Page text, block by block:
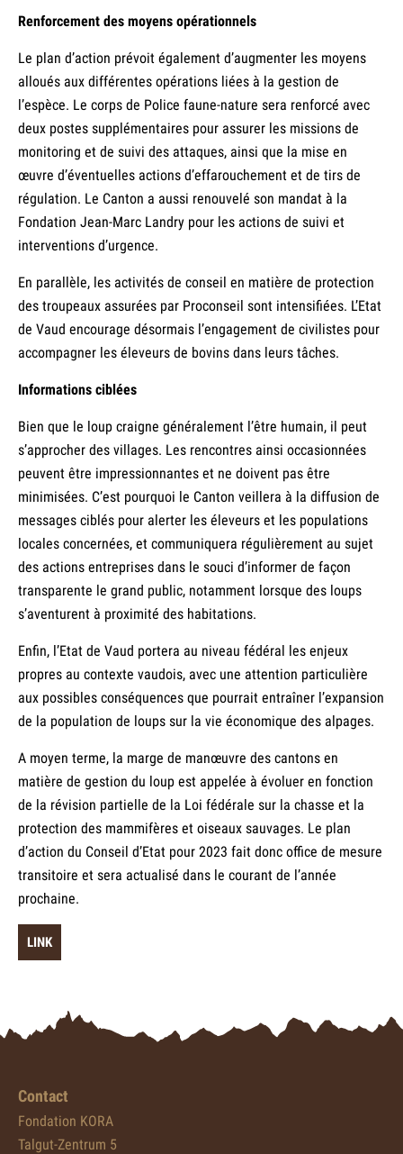
Renforcement des moyens opérationnels
Le plan d’action prévoit également d’augmenter les moyens
alloués aux différentes opérations liées à la gestion de
l’espèce. Le corps de Police faune-nature sera renforcé avec
deux postes supplémentaires pour assurer les missions de
monitoring et de suivi des attaques, ainsi que la mise en
œuvre d’éventuelles actions d’effarouchement et de tirs de
régulation. Le Canton a aussi renouvelé son mandat à la
Fondation Jean-Marc Landry pour les actions de suivi et
interventions d’urgence.
En parallèle, les activités de conseil en matière de protection
des troupeaux assurées par Proconseil sont intensifiées. L’Etat
de Vaud encourage désormais l’engagement de civilistes pour
accompagner les éleveurs de bovins dans leurs tâches.
Informations ciblées
Bien que le loup craigne généralement l’être humain, il peut
s’approcher des villages. Les rencontres ainsi occasionnées
peuvent être impressionnantes et ne doivent pas être
minimisées. C’est pourquoi le Canton veillera à la diffusion de
messages ciblés pour alerter les éleveurs et les populations
locales concernées, et communiquera régulièrement au sujet
des actions entreprises dans le souci d’informer de façon
transparente le grand public, notamment lorsque des loups
s’aventurent à proximité des habitations.
Enfin, l’Etat de Vaud portera au niveau fédéral les enjeux
propres au contexte vaudois, avec une attention particulière
aux possibles conséquences que pourrait entraîner l’expansion
de la population de loups sur la vie économique des alpages.
A moyen terme, la marge de manœuvre des cantons en
matière de gestion du loup est appelée à évoluer en fonction
de la révision partielle de la Loi fédérale sur la chasse et la
protection des mammifères et oiseaux sauvages. Le plan
d’action du Conseil d’Etat pour 2023 fait donc office de mesure
transitoire et sera actualisé dans le courant de l’année
prochaine.
LINK
Contact
Fondation KORA
Talgut-Zentrum 5